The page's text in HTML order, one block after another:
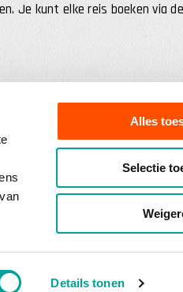
Details tonen
Alles
Selectie
Je kunt elke reis boeken via
reissuggesties in
Achternaam